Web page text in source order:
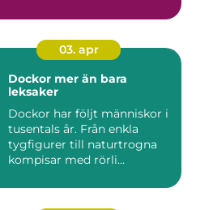
03. apr
Dockor mer än bara
leksaker
Dockor har följt människor i
tusentals år. Från enkla
tygfigurer till naturtrogna
kompisar med rörli...